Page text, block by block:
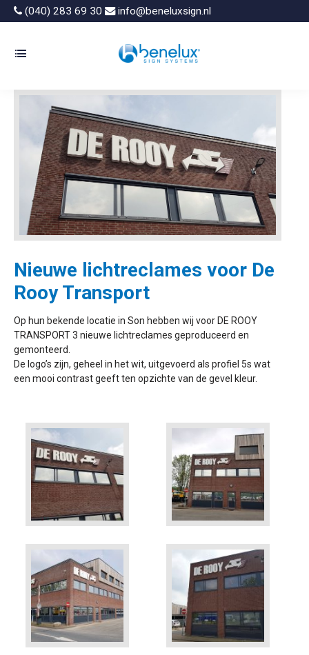
(040) 283 69 30 info@beneluxsign.nl
Nieuwe lichtreclames voor De
Rooy Transport
Op hun bekende locatie in Son hebben wij voor DE ROOY
TRANSPORT 3 nieuwe lichtreclames geproduceerd en
gemonteerd.
De logo’s zijn, geheel in het wit, uitgevoerd als profiel 5s wat
een mooi contrast geeft ten opzichte van de gevel kleur.